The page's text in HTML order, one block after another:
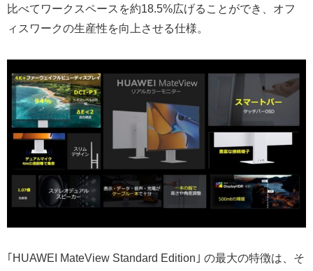
比べてワークスペースを約18.5%広げることができ、オフ
ィスワークの生産性を向上させる仕様。
｢HUAWEI MateView Standard Edition｣ の最大の特徴は、そ